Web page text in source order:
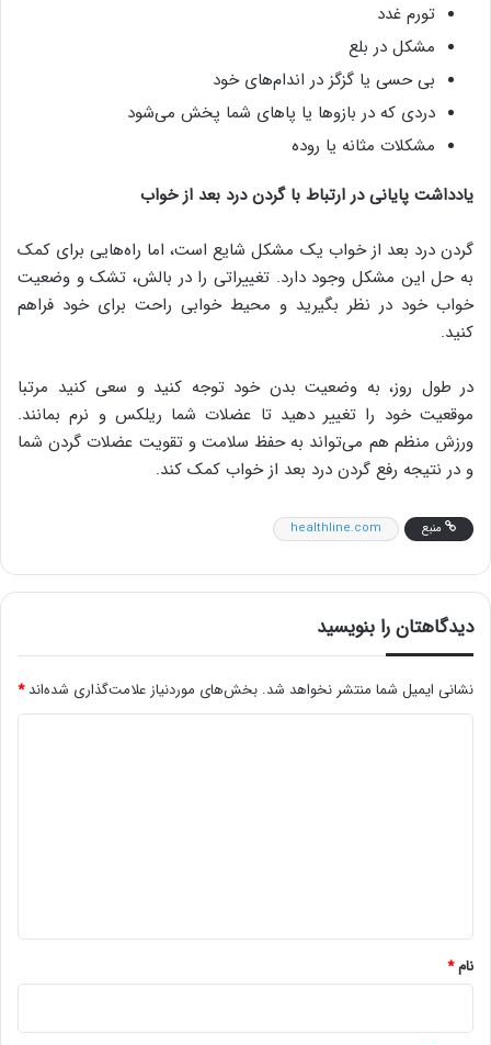
تورم غدد
مشکل در بلع
بی حسی یا گزگز در اندام‌های خود
دردی که در بازوها یا پاهای شما پخش می‌شود
مشکلات مثانه یا روده
یادداشت پایانی در ارتباط با گردن درد بعد از خواب
گردن درد بعد از خواب یک مشکل شایع است، اما راه‌هایی برای کمک
به حل این مشکل وجود دارد. تغییراتی را در بالش، تشک و وضعیت
خواب خود در نظر بگیرید و محیط خوابی راحت برای خود فراهم
کنید.
در طول روز، به وضعیت بدن خود توجه کنید و سعی کنید مرتبا
موقعیت خود را تغییر دهید تا عضلات شما ریلکس و نرم بمانند.
ورزش منظم هم می‌تواند به حفظ سلامت و تقویت عضلات گردن شما
و در نتیجه رفع گردن درد بعد از خواب کمک کند.
منبع healthline.com
دیدگاهتان را بنویسید
نشانی ایمیل شما منتشر نخواهد شد. بخش‌های موردنیاز علامت‌گذاری شده‌اند*
نام*